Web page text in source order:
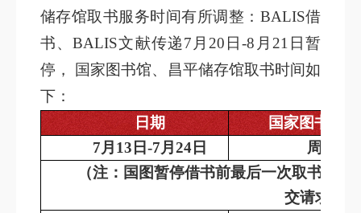
储存馆取书服务时间有所调整：BALIS借
书、BALIS文献传递7月20日-8月21日暂
停， 国家图书馆、昌平储存馆取书时间如
下：
日期
国家图书馆
7月13日-7月24日
周二下
（注：国图暂停借书前最后一次取书时
交请求。）